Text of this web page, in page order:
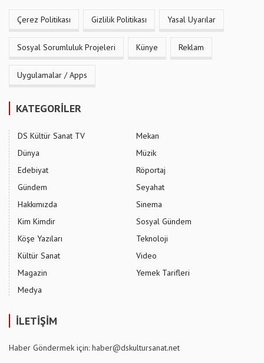
Çerez Politikası Gizlilik Politikası Yasal Uyarılar
Sosyal Sorumluluk Projeleri Künye Reklam
Uygulamalar / Apps
KATEGORİLER
DS Kültür Sanat TV
Dünya
Edebiyat
Gündem
Hakkımızda
Kim Kimdir
Köşe Yazıları
Kültür Sanat
Magazin
Medya
Mekan
Müzik
Röportaj
Seyahat
Sinema
Sosyal Gündem
Teknoloji
Video
Yemek Tarifleri
İLETİŞİM
Haber Göndermek için: haber@dskultursanat.net